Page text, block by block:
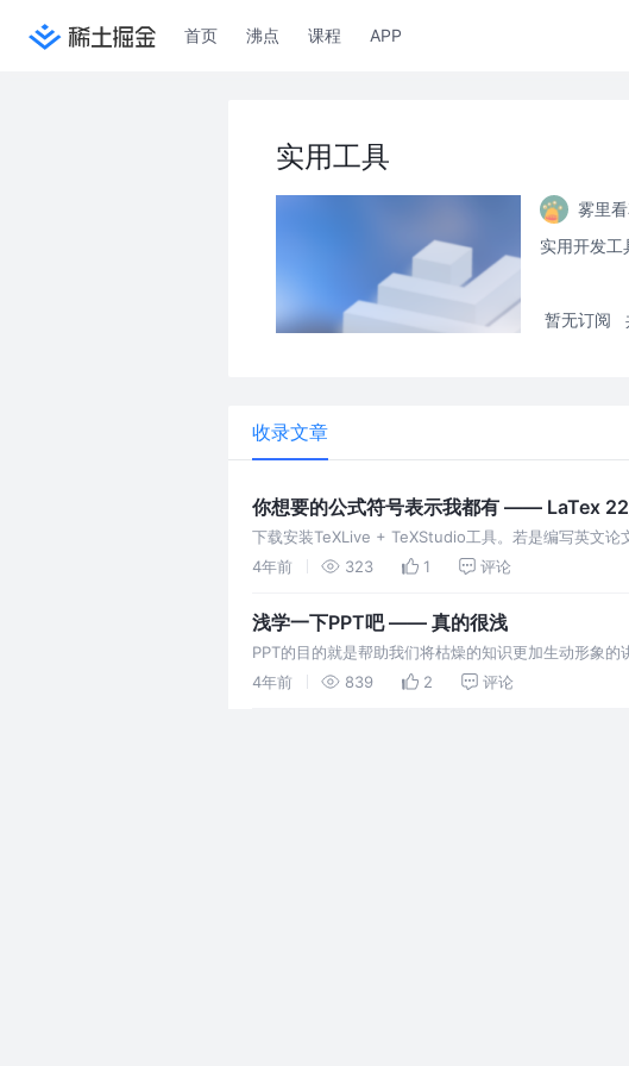
首页 沸点 课程 APP
实用工具
雾里
实用开发工
暂无订阅
收录文章
你想要的公式符号表示我都有 —— LaTex
下载安装TeXLive + TeXStudio工具。若是编写英文
xelatex，utf-8编码。
4年前 323 1 评论
浅学一下PPT吧 —— 真的很浅
PPT的目的就是帮助我们将枯燥的知识更加生动形象
4年前
839 2 评论